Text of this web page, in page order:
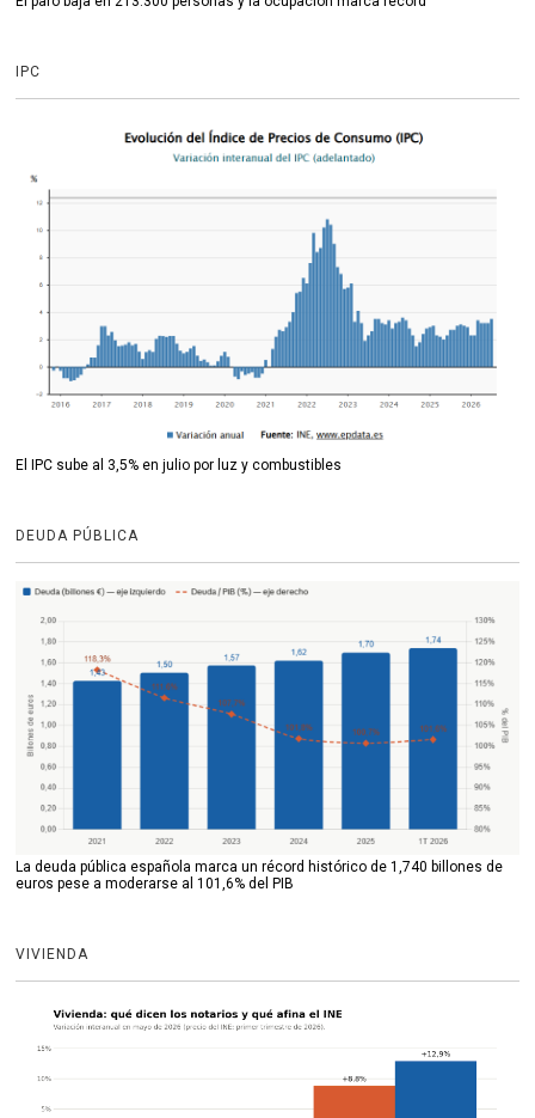
IPC
El IPC sube al 3,5% en julio por luz y combustibles
DEUDA PÚBLICA
La deuda pública española marca un récord histórico de 1,740 billones de
euros pese a moderarse al 101,6% del PIB
VIVIENDA